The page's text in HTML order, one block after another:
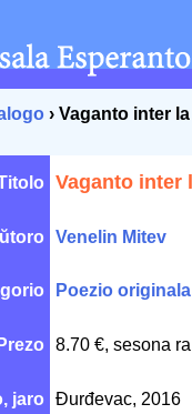
› Vaganto inter
Vaganto inter
Venelin Mitev
Poezio originala
Prezo 8.70 €, sesona
jaro Đurđevac, 2016